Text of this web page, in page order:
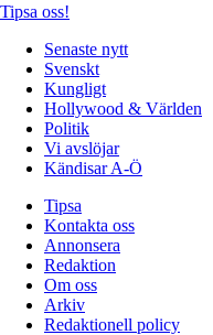
Tipsa oss!
Senaste nytt
Svenskt
Kungligt
Hollywood & Världen
Politik
Vi avslöjar
Kändisar A-Ö
Tipsa
Kontakta oss
Annonsera
Redaktion
Om oss
Arkiv
Redaktionell policy